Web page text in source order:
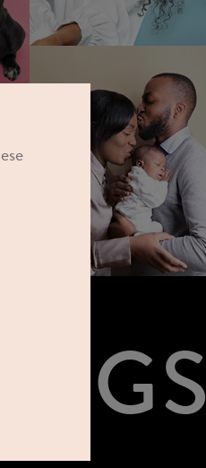
GUTSCHEIN
KAUFEN